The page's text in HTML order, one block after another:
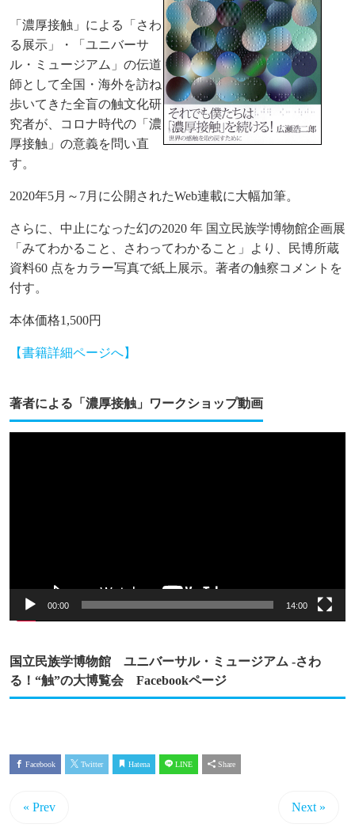
「濃厚接触」による「さわ
る展示」・「ユニバーサ
ル・ミュージアム」の伝道
師として全国・海外を訪ね
歩いてきた全盲の触文化研
究者が、コロナ時代の「濃
厚接触」の意義を問い直
す。
2020年5月～7月に公開されたWeb連載に大幅加筆。
さらに、中止になった幻の2020 年 国立民族学博物館企画展
「みてわかること、さわってわかること」より、民博所蔵
資料60 点をカラー写真で紙上展示。著者の触察コメントを
付す。
本体価格1,500円
【書籍詳細ページへ】
著者による「濃厚接触」ワークショップ動画
00:00 14:00
国立民族学博物館 ユニバーサル・ミュージアム -さわ
る！“触”の大博覧会 Facebookページ
Facebook Twitter Hatena LINE Share
« Prev Next »